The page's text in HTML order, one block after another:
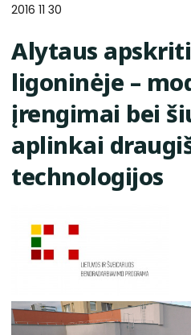
2016 11 30
Alytaus
ligoninėje –
įrengimai bei
aplinkai
technologijos